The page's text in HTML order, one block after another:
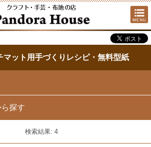
マット用手づくりレシピ・無料型紙
探す
検索結果: 4